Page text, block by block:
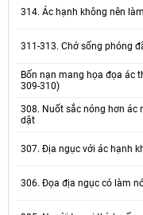
314. Ác hạnh không nên làm
311-313. Chớ sống phóng
Bốn nạn mang họa đọa ác
309-310)
308. Nuốt sắc nóng hơn ác
dật
307. Địa ngục với ác hạnh
306. Đọa địa ngục có làm